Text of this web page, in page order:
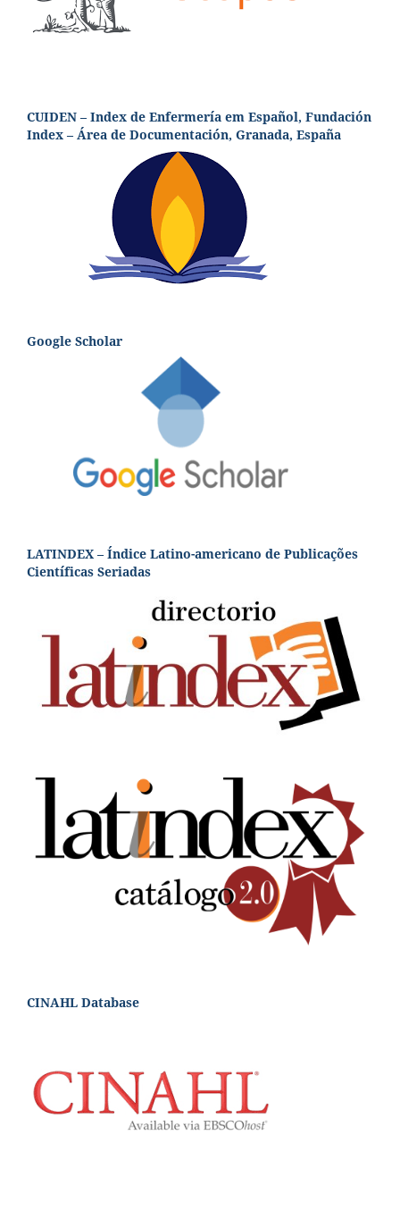
CUIDEN – Index de Enfermería em Español, Fundación
Index – Área de Documentación, Granada, España
Google Scholar
LATINDEX – Índice Latino-americano de Publicações
Científicas Seriadas
CINAHL Database